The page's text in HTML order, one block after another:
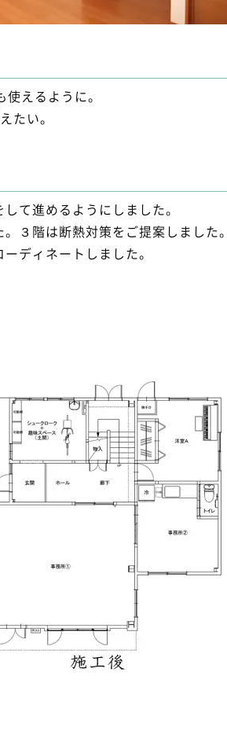
えるように。
たい。
て進めるようにしました。
３階は断熱対策をご提案しました。
ディネートしました。